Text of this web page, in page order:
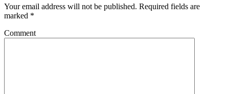
Your email address will not be published. Required fields are
marked *
Comment